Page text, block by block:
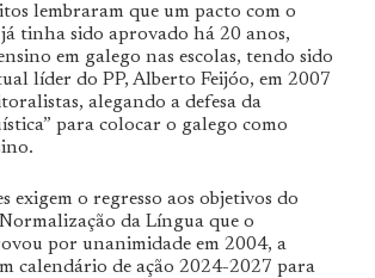
lembraram que um pacto com o
tinha sido aprovado há 20 anos,
em galego nas escolas, tendo sido
líder do PP, Alberto Feijóo, em 2007
alegando a defesa da
para colocar o galego como
exigem o regresso aos objetivos do
da Língua que o
por unanimidade em 2004, a
calendário de ação 2024-2027 para